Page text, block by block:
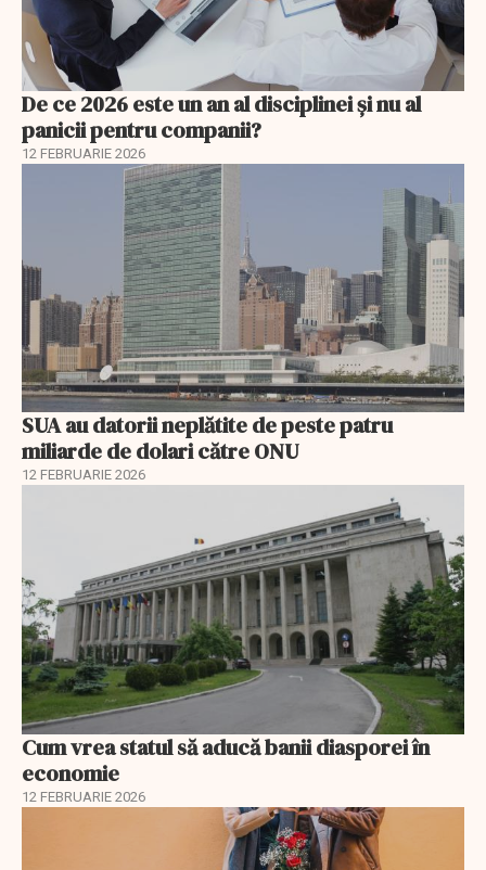
De ce 2026 este un an al disciplinei și nu al
panicii pentru companii?
12 FEBRUARIE 2026
SUA au datorii neplătite de peste patru
miliarde de dolari către ONU
12 FEBRUARIE 2026
Cum vrea statul să aducă banii diasporei în
economie
12 FEBRUARIE 2026